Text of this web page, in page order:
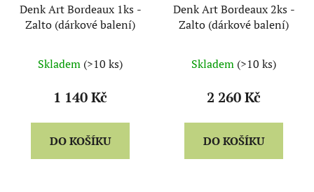
Denk Art Bordeaux 1ks -
Zalto (dárkové balení)
Skladem (>10 ks)
1 140 Kč
DO KOŠÍKU
Denk Art Bordeaux 2ks -
Zalto (dárkové balení)
Skladem (>10 ks)
2 260 Kč
DO KOŠÍKU